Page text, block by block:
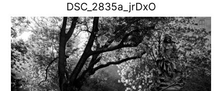
DSC_2835a_jrDxO